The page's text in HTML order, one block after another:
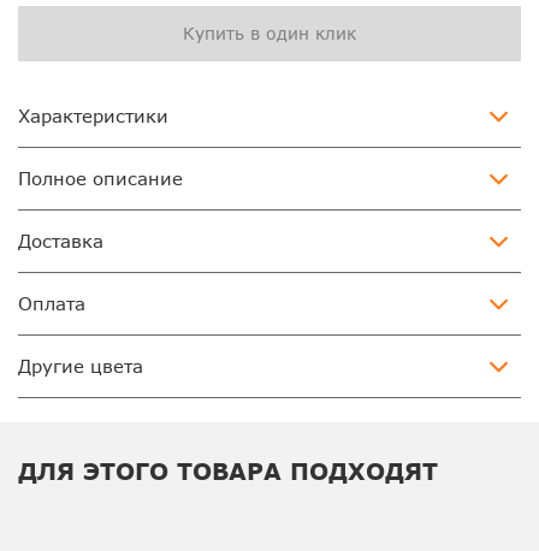
Купить в один клик
Характеристики
Полное описание
Доставка
Оплата
Другие цвета
ДЛЯ ЭТОГО ТОВАРА ПОДХОДЯТ